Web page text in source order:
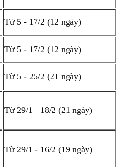
Từ 5 - 17/2 (12 ngày)
Từ 5 - 17/2 (12 ngày)
Từ 5 - 25/2 (21 ngày)
Từ 29/1 - 18/2 (21 ngày)
Từ 29/1 - 16/2 (19 ngày)